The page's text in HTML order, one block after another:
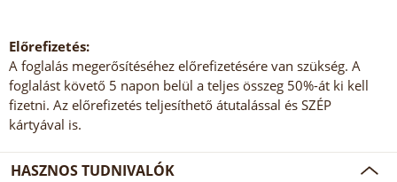
Előrefizetés:
A foglalás megerősítéséhez előrefizetésére van szükség. A
foglalást követő 5 napon belül a teljes összeg 50%-át ki kell
fizetni. Az előrefizetés teljesíthető átutalással és SZÉP
kártyával is.
HASZNOS TUDNIVALÓK